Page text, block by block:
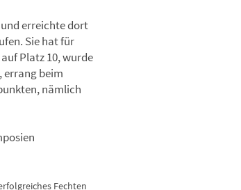
erreichte dort
Sie hat für
Platz 10, wurde
errang beim
nämlich
Fechten